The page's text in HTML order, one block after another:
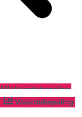
Waardebepaling
Waardebepaling